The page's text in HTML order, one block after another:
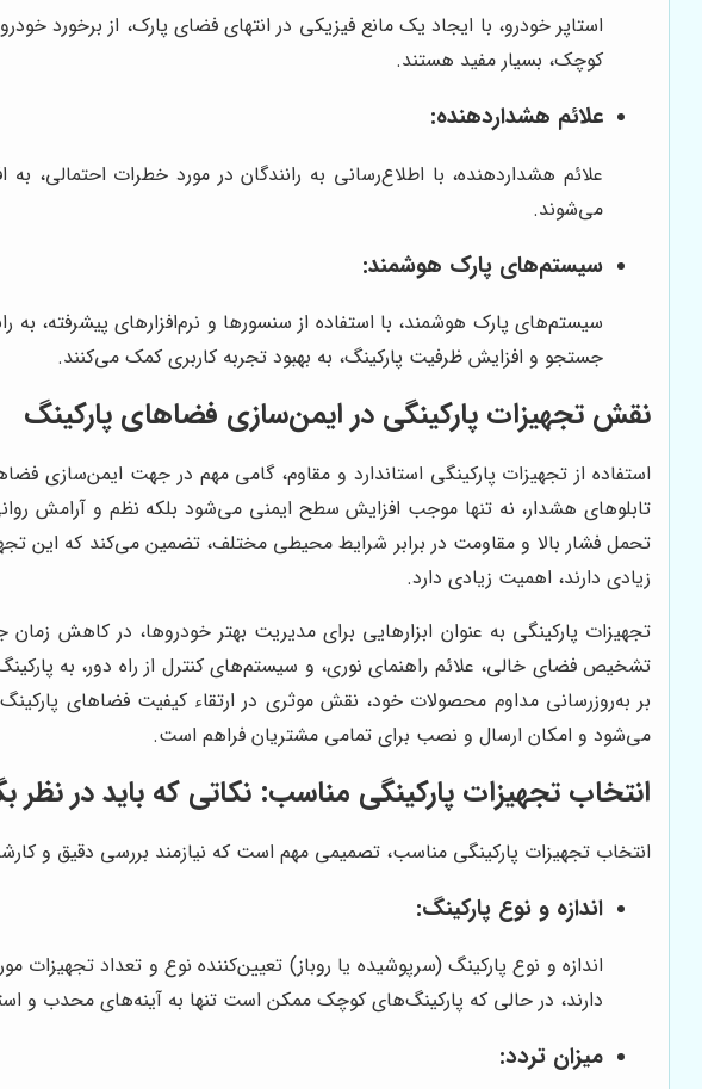
استاپر خودرو، با ایجاد یک مانع فیزیکی در انتهای فضای پارک، از برخورد
کوچک، بسیار مفید هستند.
علائم هشداردهنده:
علائم هشداردهنده، با اطلاع‌رسانی به رانندگان در مورد خطرات
می‌شوند.
سیستم‌های پارک هوشمند:
سیستم‌های پارک هوشمند، با استفاده از سنسورها و نرم‌افزارهای پیشرفته،
جستجو و افزایش ظرفیت پارکینگ، به بهبود تجربه کاربری کمک می‌کنند.
نقش تجهیزات پارکینگی در ایمن‌سازی فضاهای پارکینگ
استفاده از تجهیزات پارکینگی استاندارد و مقاوم، گامی مهم در جهت ایمن‌سازی
تابلوهای هشدار، نه تنها موجب افزایش سطح ایمنی می‌شود بلکه نظم و آرامش
تحمل فشار بالا و مقاومت در برابر شرایط محیطی مختلف، تضمین می‌کند که این
زیادی دارند، اهمیت زیادی دارد.
تجهیزات پارکینگی به عنوان ابزارهایی برای مدیریت بهتر خودروها، در کاهش
تشخیص فضای خالی، علائم راهنمای نوری، و سیستم‌های کنترل از راه دور، به
بر به‌روزرسانی مداوم محصولات خود، نقش موثری در ارتقاء کیفیت فضاهای
می‌شود و امکان ارسال و نصب برای تمامی مشتریان فراهم است.
انتخاب تجهیزات پارکینگی مناسب: نکاتی که باید در نظر
انتخاب تجهیزات پارکینگی مناسب، تصمیمی مهم است که نیازمند بررسی دقیق و
اندازه و نوع پارکینگ:
اندازه و نوع پارکینگ (سرپوشیده یا روباز) تعیین‌کننده نوع و تعداد
دارند، در حالی که پارکینگ‌های کوچک ممکن است تنها به آینه‌های محدب و
میزان تردد: